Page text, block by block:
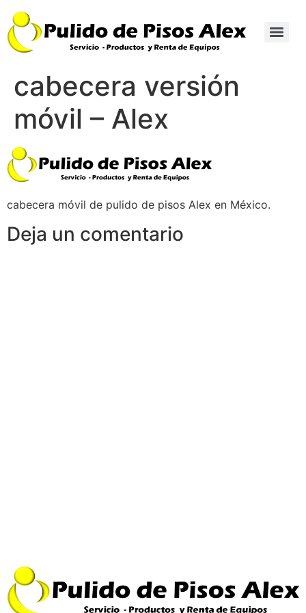
cabecera versión
móvil – Alex
cabecera móvil de pulido de pisos Alex en México.
Deja un comentario